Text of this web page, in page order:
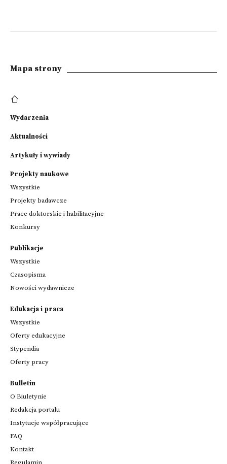
Mapa strony
Wydarzenia
Aktualności
Artykuły i wywiady
Projekty naukowe
Wszystkie
Projekty badawcze
Prace doktorskie i habilitacyjne
Konkursy
Publikacje
Wszystkie
Czasopisma
Nowości wydawnicze
Edukacja i praca
Wszystkie
Oferty edukacyjne
Stypendia
Oferty pracy
Bulletin
O Biuletynie
Redakcja portalu
Instytucje współpracujące
FAQ
Kontakt